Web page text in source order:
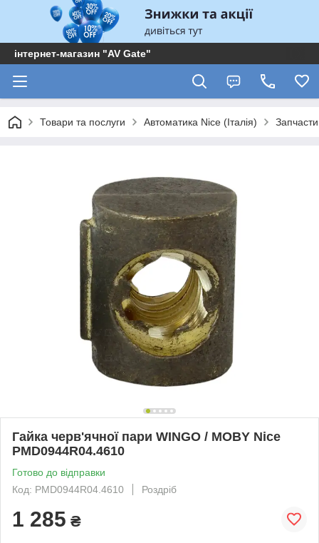
інтернет-магазин "AV Gate"
Товари та послуги Автоматика Nice (Італія)
Гайка черв'ячної пари WINGO / MOBY Nice
PMD0944R04.4610
Готово до відправки
Код: PMD0944R04.4610
Роздріб
1 285 ₴